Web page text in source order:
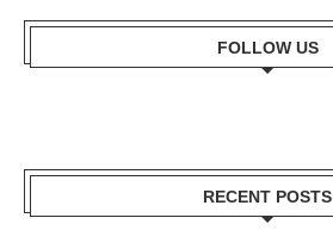
FOLLOW US
RECENT POSTS